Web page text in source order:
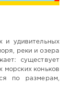
и удивительных
реки и озера
существует
коньков
по размерам,